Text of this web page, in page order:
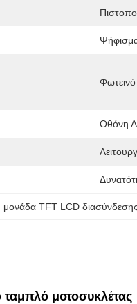
Οθόνη
μονάδα TFT LCD
μοτοσυκλέτας